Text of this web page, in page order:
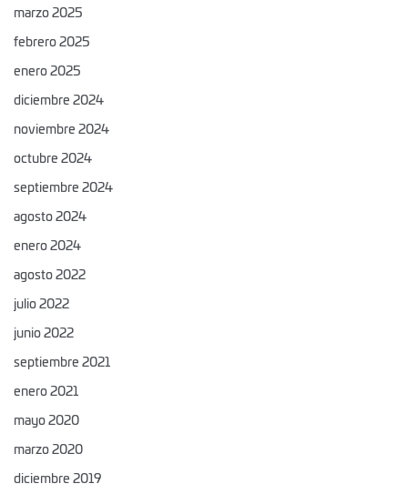
marzo 2025
febrero 2025
enero 2025
diciembre 2024
noviembre 2024
octubre 2024
septiembre 2024
agosto 2024
enero 2024
agosto 2022
julio 2022
junio 2022
septiembre 2021
enero 2021
mayo 2020
marzo 2020
diciembre 2019